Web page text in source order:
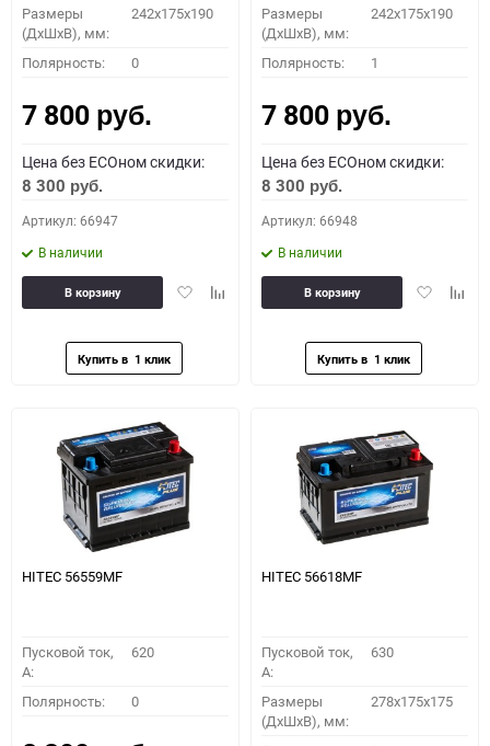
Размеры
(ДхШхВ), мм:
242x175x190
Полярность: 0
7 800 руб.
Цена без ECOном скидки:
8 300 руб.
Артикул: 66947
В наличии
ДобавитьДобавить
В корзину
Размеры
(ДхШхВ), мм:
242x175x190
Полярность: 1
7 800 руб.
Цена без ECOном скидки:
8 300 руб.
Артикул: 66948
В наличии
Добавить
В корзину
HITEC 56559MF
Пусковой ток,
A:
620
Полярность: 0
HITEC 56618MF
Пусковой ток,
A:
630
Размеры
(ДхШхВ), мм:
278x175x175